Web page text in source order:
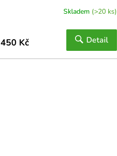
Skladem (>20 ks)
450 Kč Detail